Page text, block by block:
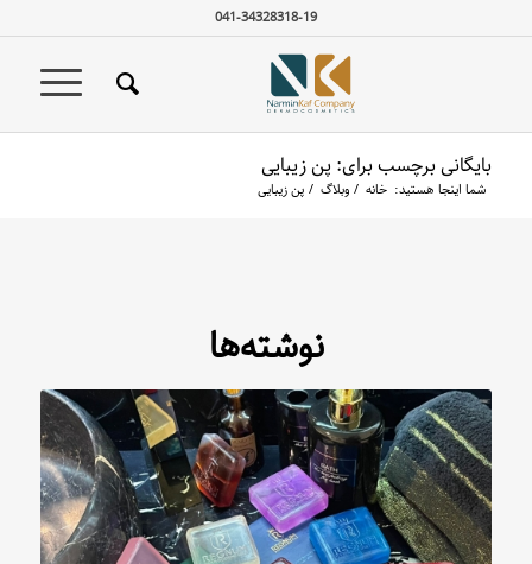
041-34328318-19
بایگانی برچسب برای: پن زیبایی
شما اینجا هستید: خانه / وبلاگ / پن زیبایی
نوشته‌ها